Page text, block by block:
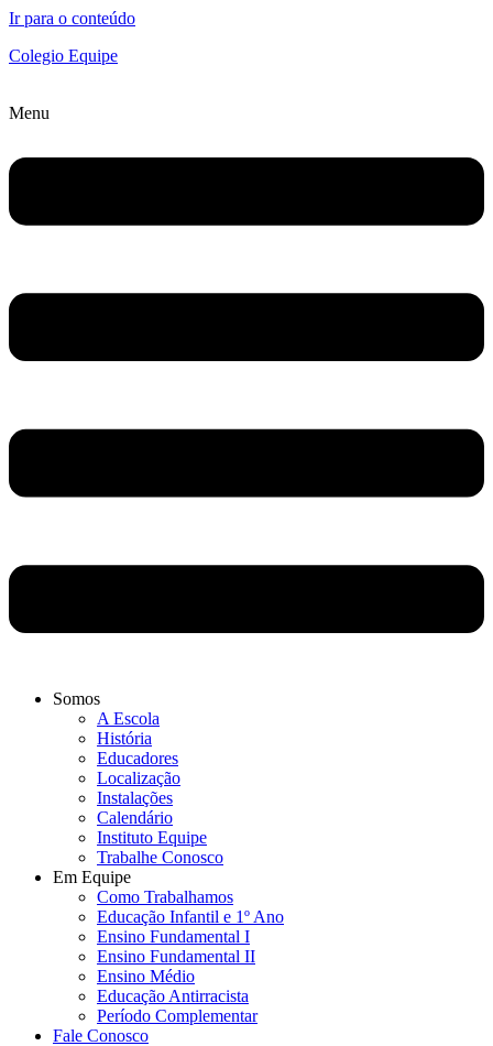
Ir para o conteúdo
Colegio Equipe
Menu
Somos
A Escola
História
Educadores
Localização
Instalações
Calendário
Instituto Equipe
Trabalhe Conosco
Em Equipe
Como Trabalhamos
Educação Infantil e 1º Ano
Ensino Fundamental I
Ensino Fundamental II
Ensino Médio
Educação Antirracista
Período Complementar
Fale Conosco